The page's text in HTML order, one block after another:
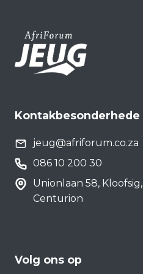
Kontakbesonderhede
jeug@afriforum.co.za
086 10 200 30
Unionlaan 58, Kloofsig,
Centurion
Volg ons op